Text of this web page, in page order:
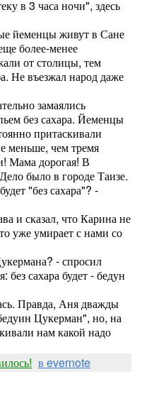
в 3 часа ночи", здесь
йеменцы живут в Сане
более-менее
от столицы, тем
Не въезжал народ даже
замаялись
без сахара. Йеменцы
притаскивали
меньше, чем тремя
Мама дорогая! В
было в городе Таизе.
"без сахара"? -
и сказал, что Карина не
уже умирает с нами со
- спросил
без сахара будет - бедун
Правда, Аня дважды
Цукерман", но, на
нам какой надо
в evernote